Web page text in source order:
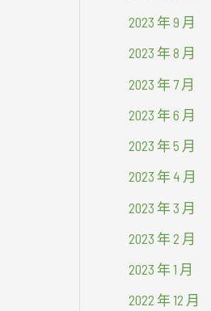
2023 年 9 月
2023 年 8 月
2023 年 7 月
2023 年 6 月
2023 年 5 月
2023 年 4 月
2023 年 3 月
2023 年 2 月
2023 年 1 月
2022 年 12 月